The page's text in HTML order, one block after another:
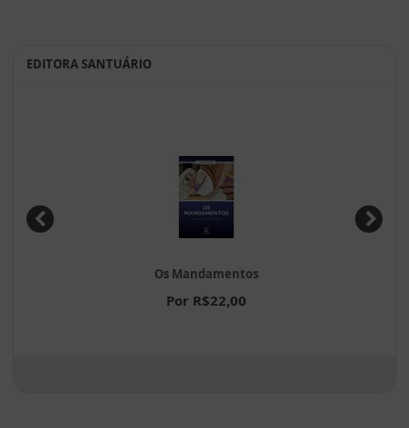
EDITORA SANTUÁRIO
Os Mandamentos
Por R$22,00